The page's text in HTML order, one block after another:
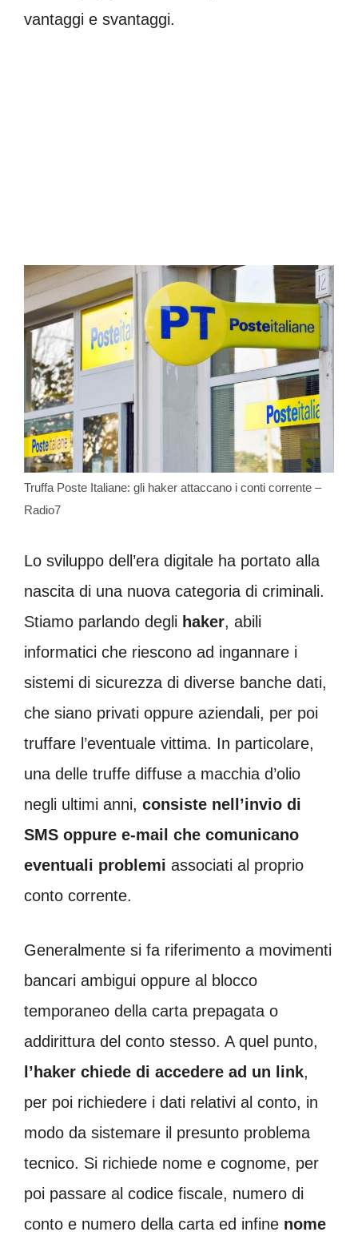
vantaggi e svantaggi.
Truffa Poste Italiane: gli haker attaccano i conti corrente –
Radio7
Lo sviluppo dell’era digitale ha portato alla
nascita di una nuova categoria di criminali.
Stiamo parlando degli haker, abili
informatici che riescono ad ingannare i
sistemi di sicurezza di diverse banche dati,
che siano privati oppure aziendali, per poi
truffare l’eventuale vittima. In particolare,
una delle truffe diffuse a macchia d’olio
negli ultimi anni, consiste nell’invio di
SMS oppure e-mail che comunicano
eventuali problemi associati al proprio
conto corrente.
Generalmente si fa riferimento a movimenti
bancari ambigui oppure al blocco
temporaneo della carta prepagata o
addirittura del conto stesso. A quel punto,
l’haker chiede di accedere ad un link,
per poi richiedere i dati relativi al conto, in
modo da sistemare il presunto problema
tecnico. Si richiede nome e cognome, per
poi passare al codice fiscale, numero di
conto e numero della carta ed infine nome